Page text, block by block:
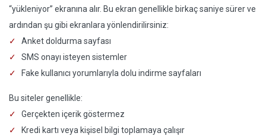
“yükleniyor” ekranına alır. Bu ekran genellikle birkaç saniye sürer ve
ardından şu gibi ekranlara yönlendirilirsiniz:
Anket doldurma sayfası
SMS onayı isteyen sistemler
Fake kullanıcı yorumlarıyla dolu indirme sayfaları
Bu siteler genellikle:
Gerçekten içerik göstermez
Kredi kartı veya kişisel bilgi toplamaya çalışır